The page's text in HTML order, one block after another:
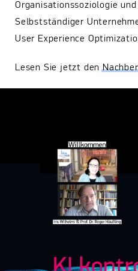
Organisationssoziologie
Selbstständiger
User Experience
Lesen Sie jetzt den